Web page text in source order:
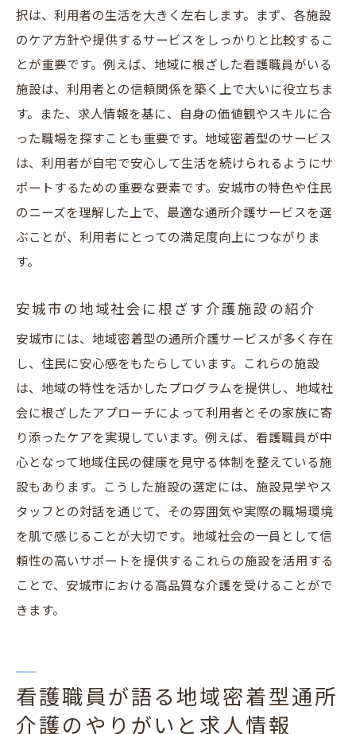
択は、利用者の生活を大きく左右します。まず、各施設
のケア方針や提供するサービスをしっかりと比較するこ
とが重要です。例えば、地域に根ざした看護職員がいる
施設は、利用者との信頼関係を築く上で大いに役立ちま
す。また、求人情報を基に、自身の価値観やスキルに合
った職場を探すことも重要です。地域密着型のサービス
は、利用者が自宅で安心して生活を続けられるようにサ
ポートするための重要な要素です。安城市の特色や住民
のニーズを理解した上で、最適な通所介護サービスを選
ぶことが、利用者にとっての満足度向上につながりま
す。
安城市の地域社会に根ざす介護施設の紹介
安城市には、地域密着型の通所介護サービスが多く存在
し、住民に安心感をもたらしています。これらの施設
は、地域の特性を活かしたプログラムを提供し、地域社
会に根ざしたアプローチによって利用者とその家族に寄
り添ったケアを実現しています。例えば、看護職員が中
心となって地域住民の健康を見守る体制を整えている施
設もあります。こうした施設の選定には、施設見学やス
タッフとの対話を通じて、その雰囲気や実際の職場環境
を肌で感じることが大切です。地域社会の一員として信
頼性の高いサポートを提供するこれらの施設を活用する
ことで、安城市における高品質な介護を受けることがで
きます。
看護職員が語る地域密着型通所
介護のやりがいと求人情報